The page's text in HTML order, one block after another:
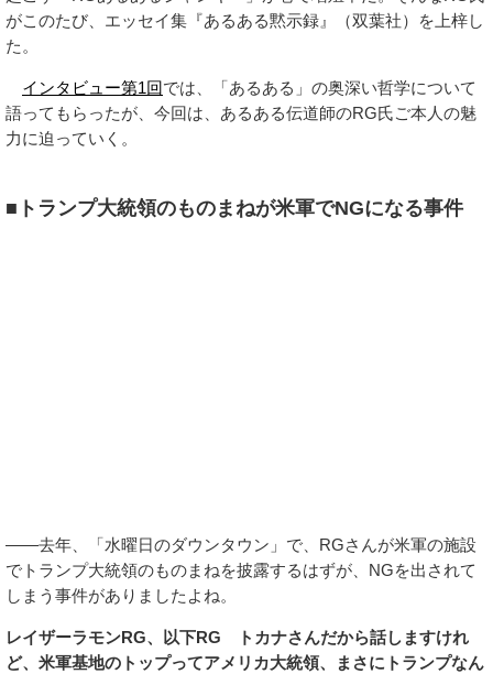
がこのたび、エッセイ集『あるある黙示録』（双葉社）を上梓し
た。
インタビュー第1回では、「あるある」の奥深い哲学について
語ってもらったが、今回は、あるある伝道師のRG氏ご本人の魅
力に迫っていく。
■トランプ大統領のものまねが米軍でNGになる事件
――去年、「水曜日のダウンタウン」で、RGさんが米軍の施設
でトランプ大統領のものまねを披露するはずが、NGを出されて
しまう事件がありましたよね。
レイザーラモンRG、以下RG
トカナさんだから話しますけれ
ど、米軍基地のトップってアメリカ大統領、まさにトランプなん